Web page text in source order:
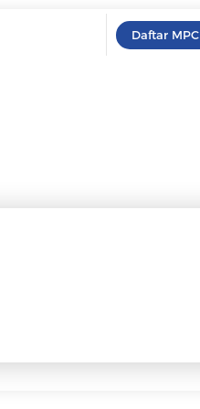
Daftar MPC